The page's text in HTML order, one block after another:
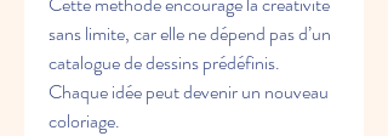
sans limite, car elle ne dépend pas d’un
catalogue de dessins prédéfinis.
Chaque idée peut devenir un nouveau
coloriage.